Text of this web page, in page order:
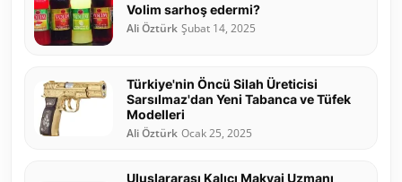
Volim sarhoş edermi?
Ali Öztürk Şubat 14, 2025
Türkiye'nin Öncü Silah Üreticisi
Sarsılmaz'dan Yeni Tabanca ve Tüfek
Modelleri
Ali Öztürk Ocak 25, 2025
Uluslararası Kalıcı Makyaj Uzmanı